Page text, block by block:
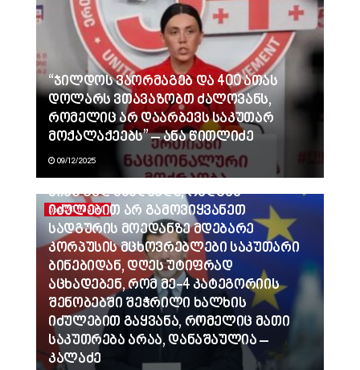
“ჯილდოს ვაორმაგებ და 400 ათას
დოლარს ვთავაზობთ ძალოვანს,
რომელიც არ დაარბევს საკუთარ
მოქალაქეებს” – ანა წითლიძე
09/12/2025
ᲐᲮᲐᲚᲘ ᲐᲛᲑᲔᲑᲘ
ვინც გვლანძღავდა, რადგან
იძულებით არ გამოვიყვანეთ
სადგურის მოედანზე მდებარე
კორპუსის მცხოვრებლები საკუთარი
ბინებიდან, დღეს უტიფრად
აცხადებენ, რომ მე-4 კატეგორიის
შენობებში შეჭრილი ხალხის
იძულებით გაყვანა, რომელიც მათი
საკუთრება არაა, დანაშაულია –
კალაძე